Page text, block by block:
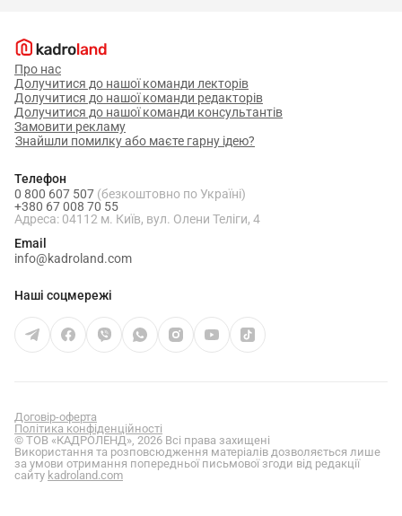
Про нас
Долучитися до нашої команди лекторів
Долучитися до нашої команди редакторів
Долучитися до нашої команди консультантів
Замовити рекламу
Знайшли помилку або маєте гарну ідею?
Телефон
0 800 607 507 (безкоштовно по Україні)
+380 67 008 70 55
Адреса: 04112 м. Київ, вул. Олени Теліги, 4
Email
info@kadroland.com
Наші соцмережі
Договір-оферта
Політика конфіденційності
© ТОВ «КАДРОЛЕНД», 2026 Всі права захищені
Використання та розповсюдження матеріалів дозволяється лише
за умови отримання попередньої письмової згоди від редакції
сайту kadroland.com